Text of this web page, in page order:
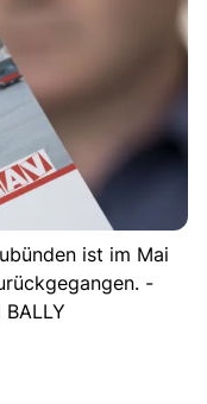
ist im Mai
-
BALLY